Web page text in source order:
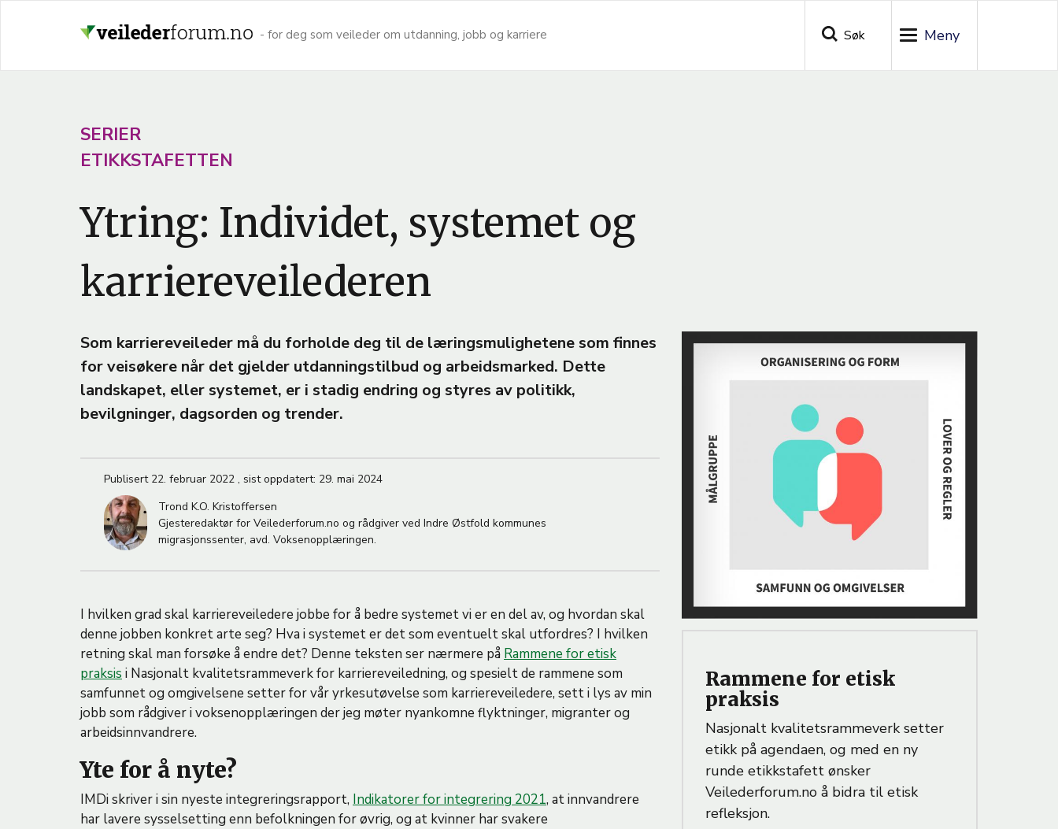
- for deg som veileder om utdanning, jobb og karriere Søk
Toggle
A
R
I
C
L
E
E
M
A
SERIER
ETIKKSTAFETTEN
Ytring: Individet, systemet og
karriereveilederen
Som karriereveileder må du forholde deg til de læringsmulighetene som finnes
for veisøkere når det gjelder utdanningstilbud og arbeidsmarked. Dette
landskapet, eller systemet, er i stadig endring og styres av politikk,
bevilgninger, dagsorden og trender.
Publisert 22. februar 2022 , sist oppdatert: 29. mai 2024
Trond K.O. Kristoffersen
Gjesteredaktør for Veilederforum.no og rådgiver ved Indre Østfold kommunes
migrasjonssenter, avd. Voksenopplæringen.
I hvilken grad skal karriereveiledere jobbe for å bedre systemet vi er en del av, og hvordan skal
denne jobben konkret arte seg? Hva i systemet er det som eventuelt skal utfordres? I hvilken
retning skal man forsøke å endre det? Denne teksten ser nærmere på Rammene for etisk
praksis i Nasjonalt kvalitetsrammeverk for karriereveiledning, og spesielt de rammene som
samfunnet og omgivelsene setter for vår yrkesutøvelse som karriereveiledere, sett i lys av min
jobb som rådgiver i voksenopplæringen der jeg møter nyankomne flyktninger, migranter og
arbeidsinnvandrere.
Yte for å nyte?
IMDi skriver i sin nyeste integreringsrapport, Indikatorer for integrering 2021, at innvandrere
har lavere sysselsetting enn befolkningen for øvrig, og at kvinner har svakere
Rammene for etisk
praksis
Nasjonalt kvalitetsrammeverk setter
etikk på agendaen, og med en ny
runde etikkstafett ønsker
Veilederforum.no å bidra til etisk
refleksjon.